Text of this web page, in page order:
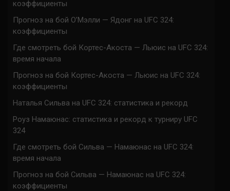
коэффициенты
Прогноз на бой О’Мэлли — Ядонг на UFC 324:
коэффициенты
Где смотреть бой Кортес-Акоста — Льюис на UFC 324:
время начала
Прогноз на бой Кортес-Акоста — Льюис на UFC 324:
коэффициенты
Наталья Сильва на UFC 324: статистика и рекорд
Роуз Намаюнас: статистика и рекорд к турниру UFC
324
Где смотреть бой Сильва — Намаюнас на UFC 324:
время начала
Прогноз на бой Сильва — Намаюнас на UFC 324:
коэффициенты